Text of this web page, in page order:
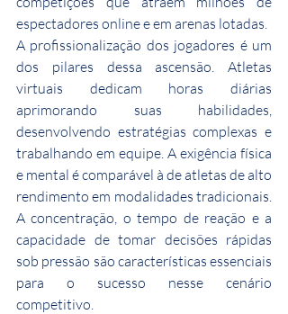
espectadores online e em arenas lotadas.
A profissionalização dos jogadores é um
dos pilares dessa ascensão. Atletas
virtuais dedicam horas diárias
aprimorando suas habilidades,
desenvolvendo estratégias complexas e
trabalhando em equipe. A exigência física
e mental é comparável à de atletas de alto
rendimento em modalidades tradicionais.
A concentração, o tempo de reação e a
capacidade de tomar decisões rápidas
sob pressão são características essenciais
para o sucesso nesse cenário
competitivo.